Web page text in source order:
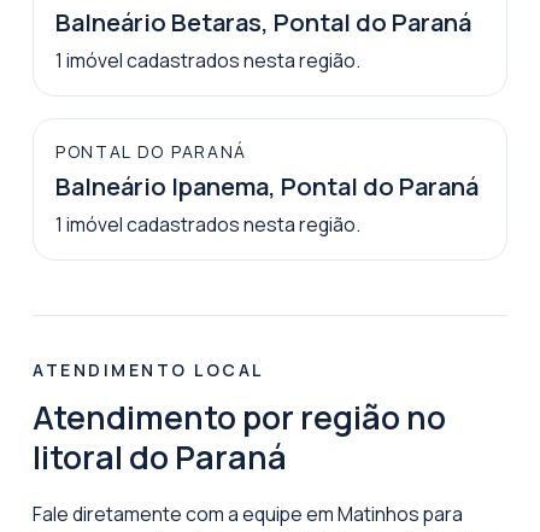
Balneário Betaras, Pontal do Paraná
1 imóvelcadastrados nesta região.
PONTAL DO PARANÁ
Balneário Ipanema, Pontal do Paraná
1 imóvelcadastrados nesta região.
ATENDIMENTO LOCAL
Atendimento por região no
litoral do Paraná
Fale diretamente com a equipe em Matinhos para